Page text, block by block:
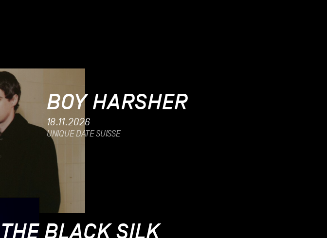
BOY HARSHER
18.11.2026
UNIQUE DATE SUISSE
THE BLACK SILK